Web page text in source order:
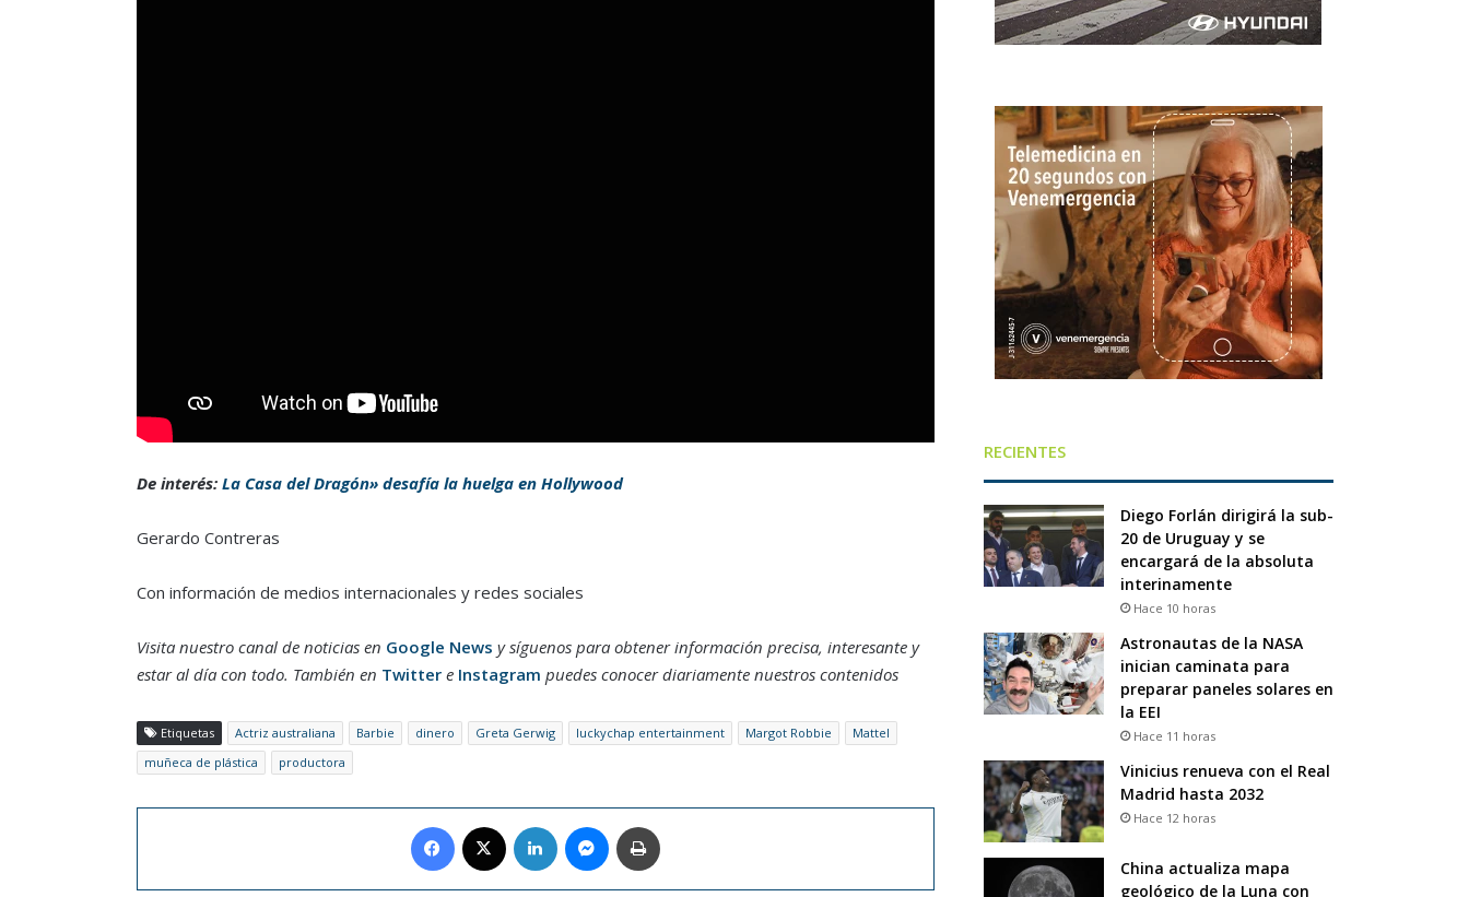
De interés: La Casa del Dragón» desafía la huelga en Hollywood
Gerardo Contreras
Con información de medios internacionales y redes sociales
Visita nuestro canal de noticias en Google News y síguenos para obtener información precisa, interesante y
estar al día con todo. También en Twittere Instagram puedes conocer diariamente nuestros contenidos
Etiquetas Actriz australiana Barbie dinero Greta Gerwig luckychap entertainment Margot Robbie
Mattel
muñeca de plástica
productora
Facebook LinkedIn Messenger
RECIENTES
Diego Forlán dirigirá la sub-
20 de Uruguay y se
encargará de la absoluta
interinamente
Hace 10 horas
Astronautas de la NASA
inician caminata para
preparar paneles solares en
la EEI
Hace 11 horas
Vinicius renueva con el Real
Madrid hasta 2032
Hace 12 horas
China actualiza mapa
geológico de la Luna con